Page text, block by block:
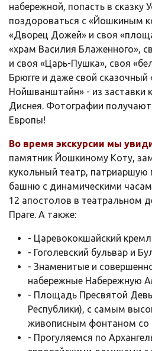
набережной, попасть в сказку
поздороваться с «Йошкиным
«Дворец Дожей» и своя
«храм Василия Блаженного»,
и своя «Царь-Пушка», своя
Брюгге и даже свой сказочный
Нойшванштайн» - из заставки
Диснея. Фотографии
Европы!
Во время экскурсии мы
памятник Йошкиному Коту,
кукольный театр,
башню с динамическими
12 апостолов в театральном
Праге. А также:
- Царевококшайский
- Гоголевский бульвар и
- Знаменитые и
набережные Набережную
- Площадь Пресвятой
Республики), с самым
живописным фонтаном со
- Прогуляемся по